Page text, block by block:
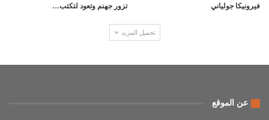
فيرونيكا جولياني
تزور جهنم وتعود لتكتب…
تحميل المزيد
عن الموقع